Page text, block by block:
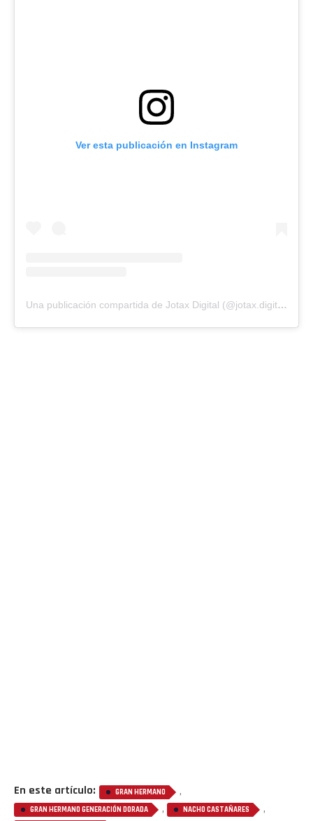
Ver esta publicación en Instagram
Una publicación compartida de Jotax Digital (@jotax.digital)
En este artículo: GRAN HERMANO ,
GRAN HERMANO GENERACIÓN DORADA , NACHO CASTAÑARES ,